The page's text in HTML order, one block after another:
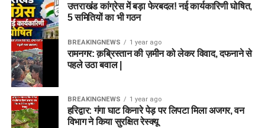
उत्तराखंड कांग्रेस में बड़ा फेरबदल! नई कार्यकारिणी घोषित,
5 समितियों का भी गठन
BREAKINGNEWS 1 year ago
रामनगर: क़ब्रिस्तान की ज़मीन को लेकर विवाद, दफनाने से
पहले उठा बवाल |
BREAKINGNEWS 1 year ago
हरिद्वार: गंगा घाट किनारे पेड़ पर लिपटा मिला अजगर, वन
विभाग ने किया सुरक्षित रेस्क्यू